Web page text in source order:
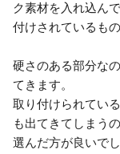
ク素材を入れ込ん
付けされているも
硬さのある部分な
てきます。
取り付けられてい
も出てきてしまう
選んだ方が良いでし